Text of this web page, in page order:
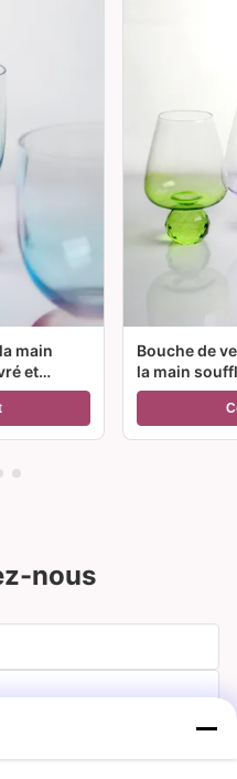
main
et
et
Bouche de
la main
couleur et
Idéal pour
nous